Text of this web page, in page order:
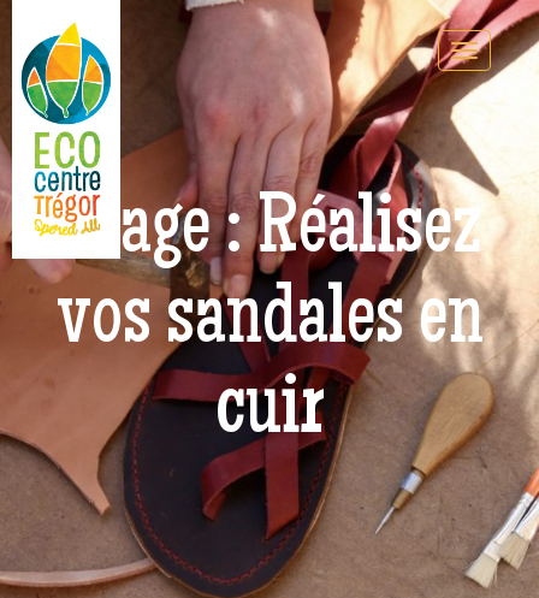
Stage : Réalisez
vos sandales en
cuir